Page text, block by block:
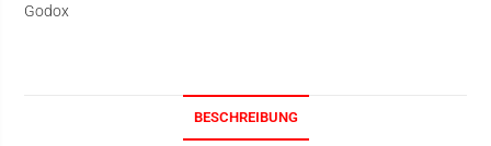
Godox
BESCHREIBUNG